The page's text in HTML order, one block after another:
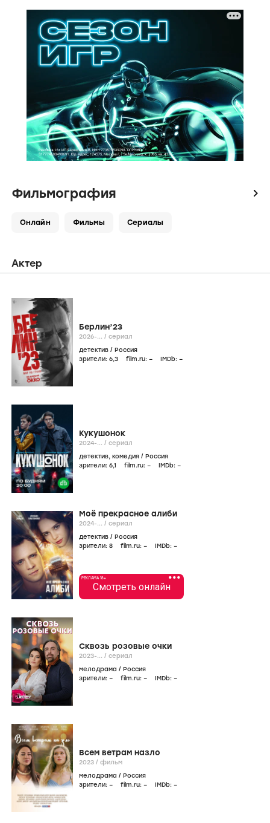
Фильмография icon
Онлайн Фильмы Сериалы
Актер
Берлин’23
2026-... / сериал
детектив / Россия
зрители: 6,3 film.ru: – IMDb: –
Кукушонок
2024-... / сериал
детектив, комедия / Россия
зрители: 6,1 film.ru: – IMDb: –
Моё прекрасное алиби
2024-... / сериал
детектив / Россия
зрители: 8 film.ru: – IMDb: –
•••
РЕКЛАМА 18+
Смотреть онлайн
Сквозь розовые очки
2023-... / сериал
мелодрама / Россия
зрители: – film.ru: – IMDb: –
Всем ветрам назло
2023 / фильм
мелодрама / Россия
зрители: – film.ru: – IMDb: –